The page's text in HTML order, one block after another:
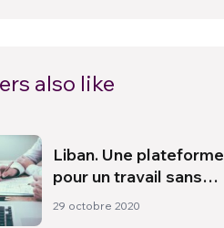
also like
Liban. Une plateforme
pour un travail sans
barrière
29 octobre 2020